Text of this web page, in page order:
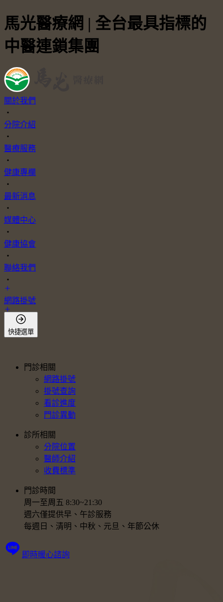
馬光醫療網 | 全台最具指標的
中醫連鎖集團
關於我們
・
分院介紹
・
醫療服務
・
健康專欄
・
最新消息
・
媒體中心
・
健康協會
・
聯絡我們
・
網路掛號
會員登入
快捷選單
門診相關
網路掛號
掛號查詢
看診進度
門診異動
診所相關
分院位置
醫師介紹
收費標準
門診時間
周一至周五 8:30~21:30
週六僅提供早、午診服務
每週日、清明、中秋、元旦、年節公休
即時暖心諮詢